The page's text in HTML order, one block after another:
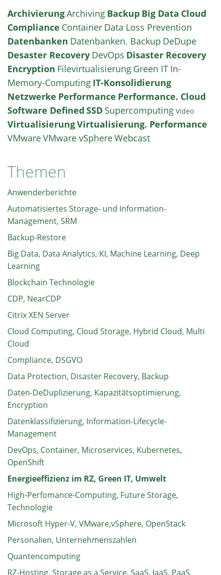
ArchivierungArchiving Backup Big Data Cloud
Compliance Container Data Loss Prevention
Datenbanken Datenbanken. Backup DeDupe
Desaster Recovery DevOps Disaster Recovery
Encryption Filevirtualisierung Green IT In-
Memory-Computing IT-Konsolidierung
Netzwerke Performance Performance. Cloud
Software Defined SSD Supercomputing Video
VirtualisierungVirtualisierung. Performance
VMwareVMware vSphereWebcast
Themen
Anwenderberichte
Automatisiertes Storage- und Information-
Management, SRM
Backup-Restore
Big Data, Data Analytics, KI, Machine Learning, Deep
Learning
Blockchain Technologie
CDP, NearCDP
Citrix XEN Server
Cloud Computing, Cloud Storage, Hybrid Cloud, Multi
Cloud
Compliance, DSGVO
Data Protection, Disaster Recovery, Backup
Daten-DeDuplizierung, Kapazitätsoptimierung,
Encryption
Datenklassifizierung, Information-Lifecycle-
Management
DevOps, Container, Microservices, Kubernetes,
OpenShift
Energieeffizienz im RZ, Green IT, Umwelt
High-Perfomance-Computing, Future Storage,
Technologie
Microsoft Hyper-V, VMware,vSphere, OpenStack
Personalien, Unternehmenszahlen
Quantencomputing
RZ-Hosting, Storage as a Service, SaaS, IaaS, PaaS